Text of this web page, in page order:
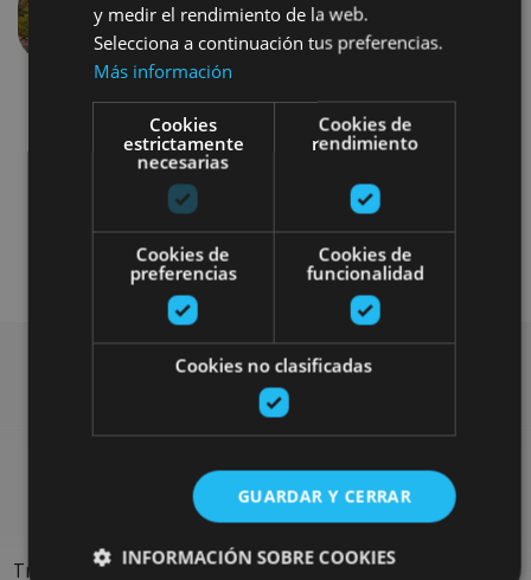
Précédent
Otros Visitas guiadas
Rechercher plus de
sorties
Trouvez des sorties et des propositions pour compléter votre
y medir el rendimiento de la web.
Selecciona a continuación tus preferencias.
Más información
Cookies
estrictamente
necesarias
Cookies de
rendimiento
Cookies de
preferencias
Cookies de
funcionalidad
Cookies no clasificadas
GUARDAR Y CERRAR
INFORMACIÓN SOBRE COOKIES